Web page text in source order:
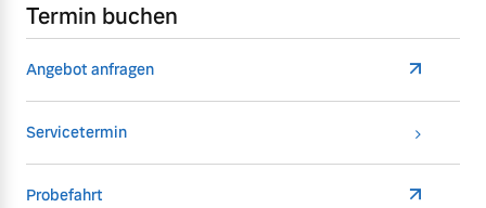
Termin buchen
Angebot anfragen
Servicetermin
Probefahrt